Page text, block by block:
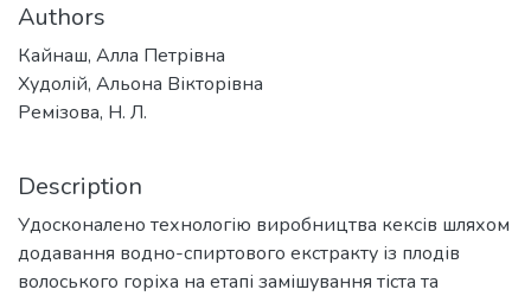
Authors
Кайнаш, Алла Петрівна
Худолій, Альона Вікторівна
Ремізова, Н. Л.
Description
Удосконалено технологію виробництва кексів шляхом
додавання водно-спиртового екстракту із плодів
волоського горіха на етапі замішування тіста та